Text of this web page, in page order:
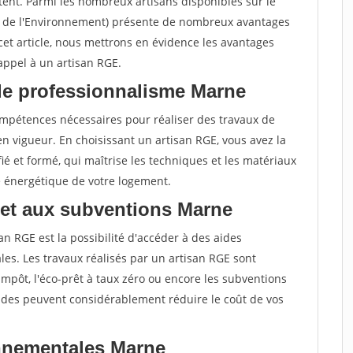
l'Environnement) présente de nombreux avantages
article, nous mettrons en évidence les avantages
à un artisan RGE.
professionnalisme Marne
nécessaires pour réaliser des travaux de
En choisissant un artisan RGE, vous avez la
et formé, qui maîtrise les techniques et les matériaux
de votre logement.
aux subventions Marne
RGE est la possibilité d'accéder à des aides
Les travaux réalisés par un artisan RGE sont
l'éco-prêt à taux zéro ou encore les subventions
peuvent considérablement réduire le coût de vos
Marne